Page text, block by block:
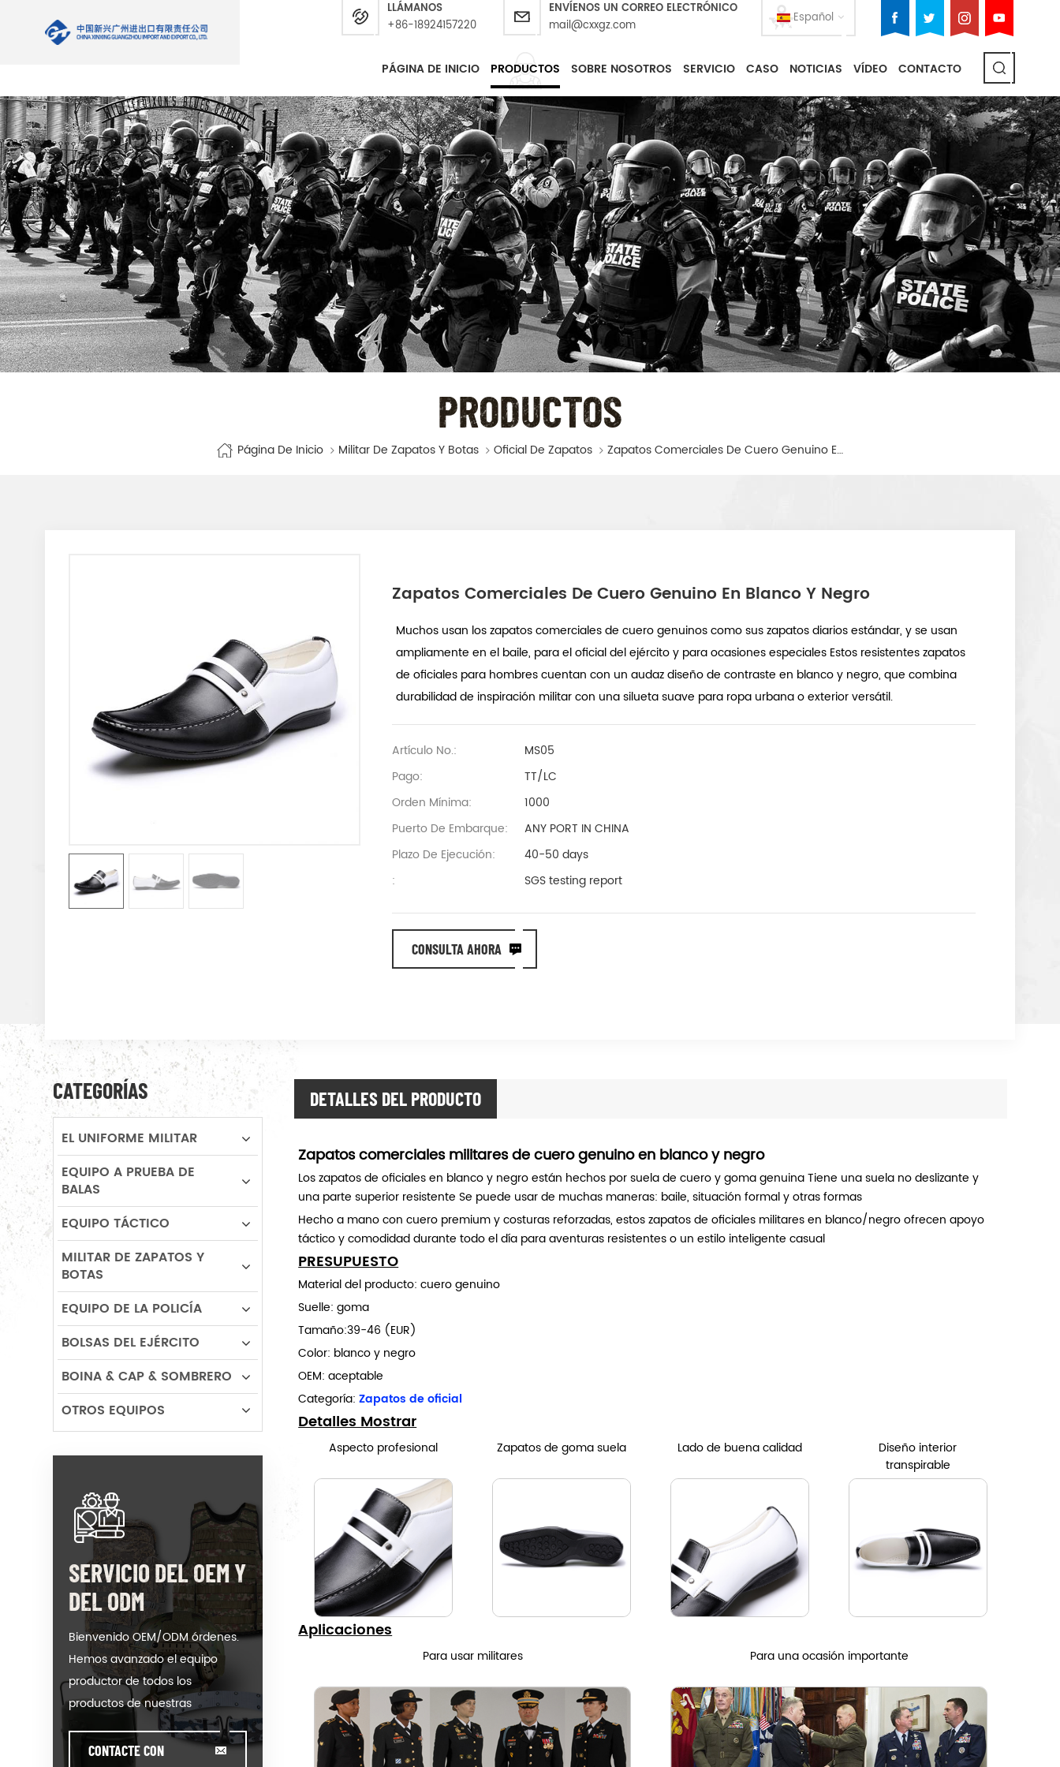
Español
LLÁMANOS
+86-18924157220
ENVÍENOS UN CORREO ELECTRÓNICO
mail@cxxgz.com
PÁGINA DE INICIO PRODUCTOS SOBRE NOSOTROS SERVICIO CASO NOTICIAS VÍDEO CONTACTO
PRODUCTOS
Página De Inicio Militar De Zapatos Y Botas Oficial De Zapatos Zapatos Comerciales De Cuero Genuino En Blanco Y Negro
Zapatos Comerciales De Cuero Genuino En Blanco Y Negro
Muchos usan los zapatos comerciales de cuero genuinos como sus zapatos diarios estándar, y se usan
ampliamente en el baile, para el oficial del ejército y para ocasiones especiales Estos resistentes zapatos
de oficiales para hombres cuentan con un audaz diseño de contraste en blanco y negro, que combina
durabilidad de inspiración militar con una silueta suave para ropa urbana o exterior versátil.
Artículo No.:
MS05
Pago:
TT/LC
Orden Mínima:
1000
Puerto De Embarque:
ANY PORT IN CHINA
Plazo De Ejecución:
40-50 days
:
SGS testing report
CONSULTA AHORA
DETALLES DEL PRODUCTO
Zapatos comerciales militares de cuero genuino en blanco y negro
Los zapatos de oficiales en blanco y negro están hechos por suela de cuero y goma genuina Tiene una suela no deslizante y
una parte superior resistente Se puede usar de muchas maneras: baile, situación formal y otras formas
Hecho a mano con cuero premium y costuras reforzadas, estos zapatos de oficiales militares en blanco/negro ofrecen apoyo
táctico y comodidad durante todo el día para aventuras resistentes o un estilo inteligente casual
PRESUPUESTO
Material del producto: cuero genuino
Suelle: goma
Tamaño:39-46 (EUR)
Color: blanco y negro
OEM: aceptable
Categoría:Zapatos de oficial
Detalles Mostrar
Aspecto profesional Zapatos de goma suela Lado de buena calidad
Diseño interior
transpirable
Aplicaciones
Para usar militares Para una ocasión importante
CATEGORÍAS
EL UNIFORME MILITAR
EQUIPO A PRUEBA DE
BALAS
EQUIPO TÁCTICO
MILITAR DE ZAPATOS Y
BOTAS
EQUIPO DE LA POLICÍA
BOLSAS DEL EJÉRCITO
BOINA & CAP & SOMBRERO
OTROS EQUIPOS
SERVICIO DEL OEM Y
DEL ODM
Bienvenido OEM/ODM órdenes.
Hemos avanzado el equipo
productor de todos los
productos de nuestras
categorías. Podríamos poner su
logotipo en nuestros caliente-
CONTACTE CON